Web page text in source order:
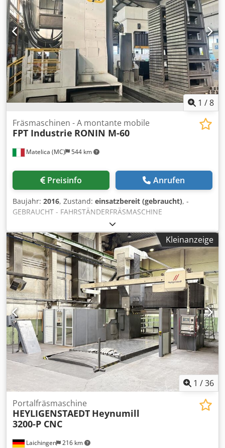
1 /8
Matelica (MC) 544 km
Fräsmaschinen - A montante mobile
FPT Industrie RONIN M-60
Preisinfo Anrufen
Baujahr: 2016, Zustand: einsatzbereit (gebraucht), -
GEBRAUCHT - FAHRSTÄNDERFRÄSMASCHINE
LÄNGSVERFAHRWEG: 6000 mm QUERVERFAHRWEG: 1500
mm VERTIKALVERFAHRWEG: 2500 mm EILGÄNGE L-T-V: 35
m/min SPINDEL: 337–5000 U/min; 42 kW; 1180 Nm Codpfxjx
Ru Azs Amheha ARBEITSTISCH: 300 x 2500 x 7000 mm
KOPF: ISO 50; MILLESIMALE POSITIONIERUNG; A/B-ACHSE
AUTOMATISCH WERKZEUGMAGAZIN: PICK-UP; 12 PLÄTZE
STEUERUNG: HEIDENHAIN TNC 640 HOCHDRUCKKÜHLUNG:
20 bar HINWEIS: AUTOMATISCHER KOPFWECHSEL;
DRUCKLUFT DURCH DAS WERKZEUG; RTCP; AUTOCAL-
SOFTWARE FÜR AUTOMATISCHE KALIBRIERUNG
Kleinanzeige
1 /36
Laichingen 216 km
Portalfräsmaschine
HEYLIGENSTAEDT Heynumill
3200-P CNC